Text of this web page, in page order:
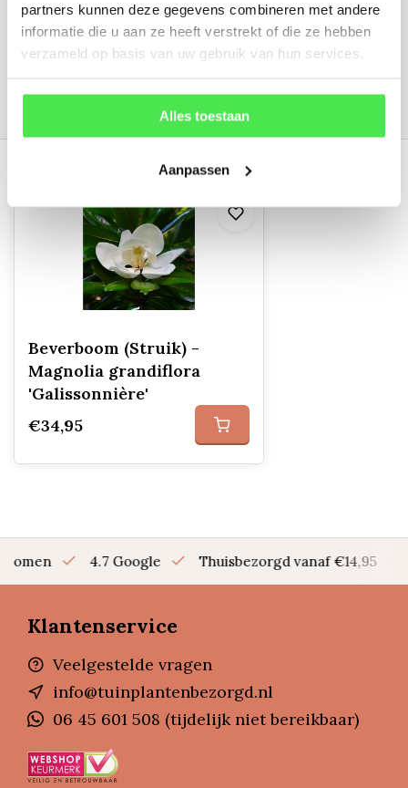
partners kunnen deze gegevens combineren met andere
informatie die u aan ze heeft verstrekt of die ze hebben
verzameld op basis van uw gebruik van hun services.
Alles toestaan
Aanpassen
06 45 601 508 (tijdelijk niet bereikbaar)
156 customers give us a 4.7/5 at
Beverboom (Struik) -
Magnolia grandiflora
'Galissonnière'
€34,95
bomen 4.7 Google Thuisbezorgd vanaf €14,95
Klantenservice
Veelgestelde vragen
info@tuinplantenbezorgd.nl
06 45 601 508 (tijdelijk niet bereikbaar)